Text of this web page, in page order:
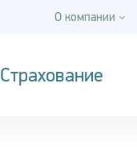
О компании
Страхование